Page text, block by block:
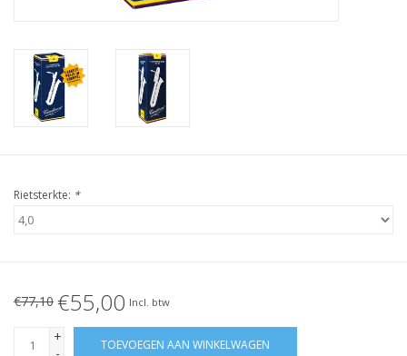
Rietsterkte: *
€77,10 €55,00 Incl. btw
+
TOEVOEGEN AAN WINKELWAGEN